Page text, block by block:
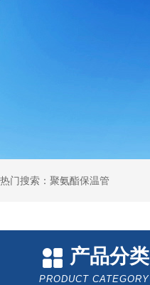
热门搜索：聚氨酯保温管
产品分类
PRODUCT CATEGORY